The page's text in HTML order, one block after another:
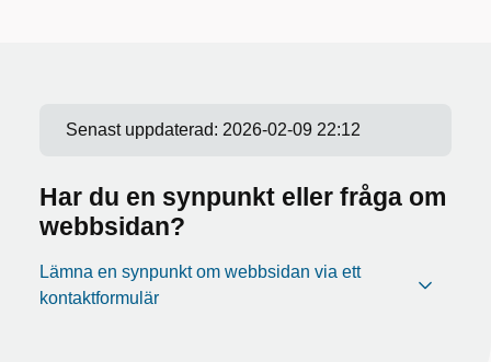
Senast uppdaterad: 2026-02-09 22:12
Har du en synpunkt eller fråga om
webbsidan?
Lämna en synpunkt om webbsidan via ett
kontaktformulär